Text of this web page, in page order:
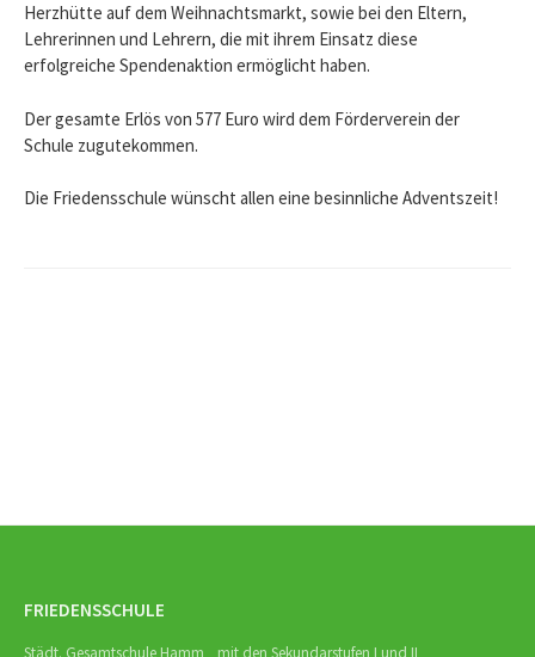
Herzhütte auf dem Weihnachtsmarkt, sowie bei den Eltern,
Lehrerinnen und Lehrern, die mit ihrem Einsatz diese
erfolgreiche Spendenaktion ermöglicht haben.
Der gesamte Erlös von 577 Euro wird dem Förderverein der
Schule zugutekommen.
Die Friedensschule wünscht allen eine besinnliche Adventszeit!
FRIEDENSSCHULE
Städt. Gesamtschule Hamm mit den Sekundarstufen I und II